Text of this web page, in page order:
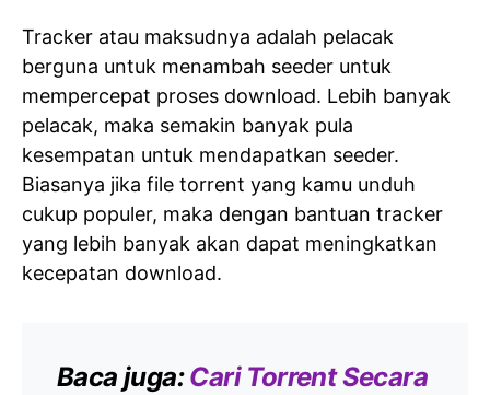
Tracker atau maksudnya adalah pelacak
berguna untuk menambah seeder untuk
mempercepat proses download. Lebih banyak
pelacak, maka semakin banyak pula
kesempatan untuk mendapatkan seeder.
Biasanya jika file torrent yang kamu unduh
cukup populer, maka dengan bantuan tracker
yang lebih banyak akan dapat meningkatkan
kecepatan download.
Baca juga:Cari Torrent Secara